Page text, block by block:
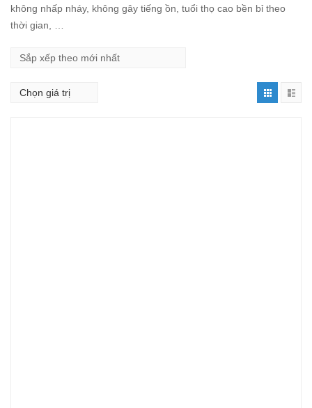
không nhấp nháy, không gây tiếng ồn, tuổi thọ cao bền bỉ theo
thời gian, …